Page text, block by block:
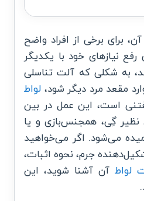
برای برخی از افراد واضح
نیازهای خود با یکدیگر
به شکلی که آلت تناسلی
مقعد مرد دیگر شود، لواط
است، این عمل در بین
نظیر گِی، همجنس‌بازی و یا
می‌شود. اگر می‌خواهید
جرم، نحوه اثبات،
لواطآن آشنا شوید، این